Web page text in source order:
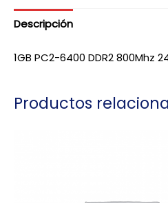
Descripción
1GB PC2-6400 DDR2 800Mhz
Productos